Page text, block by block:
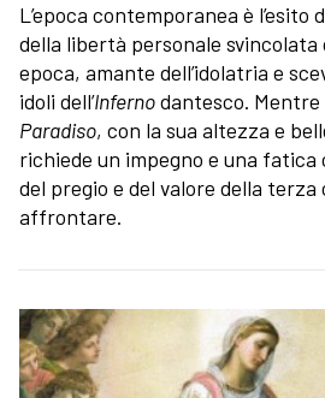
L’epoca contemporanea è l’esito
della libertà personale svincolata
epoca, amante dell’idolatria e
idoli dell’Infernodantesco. Mentre
Paradiso, con la sua altezza e
richiede un impegno e una fatica
del pregio e del valore della
affrontare.